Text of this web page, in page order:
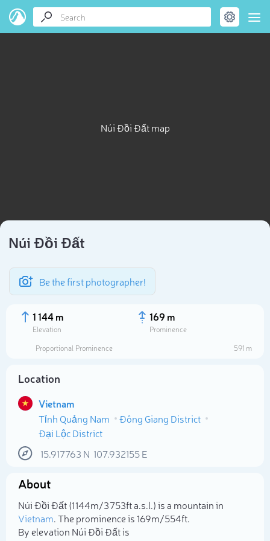
Núi Đồi Đất map
Núi Đồi Đất
Be the first photographer!
1 144 m
Elevation
169 m
Prominence
Proportional Prominence
591 m
Location
Vietnam
Tỉnh Quảng Nam
Đông Giang District
Đại Lộc District
15.917763 N 107.932155E
About
Núi Đồi Đất (1 144m/3 753ft a.s.l.) is a mountain in
Vietnam. The prominence is 169m/554ft.
By elevation Núi Đồi Đất is